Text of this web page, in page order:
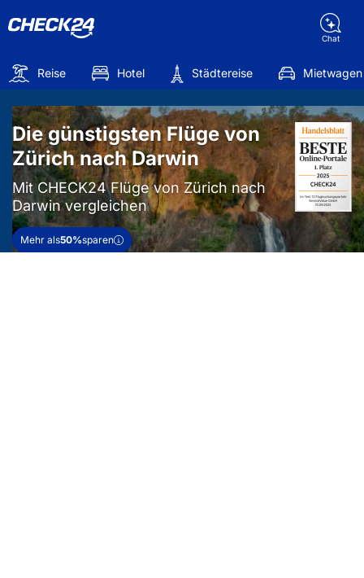
Chat
Reise Hotel Städtereise Mietwagen
Die günstigsten Flüge von
Zürich nach Darwin
Mit CHECK24 Flüge von Zürich nach
Darwin vergleichen
Mehr als50%sparen